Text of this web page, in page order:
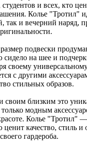
и всех, кто
Колье "Тротил"
так и вечерний наряд,
подвески
сидело на шее и
своему
с другими
стильных образов.
своим близким это
только модным
Колье "Тротил"
ценит качество, стиль и
гардероба.